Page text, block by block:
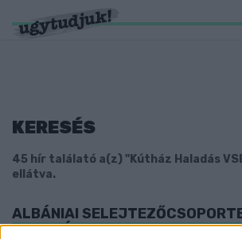
KERESÉS
45 hír találató a(z) "Kútház Haladás
ellátva.
ALBÁNIAI
HALADÁS